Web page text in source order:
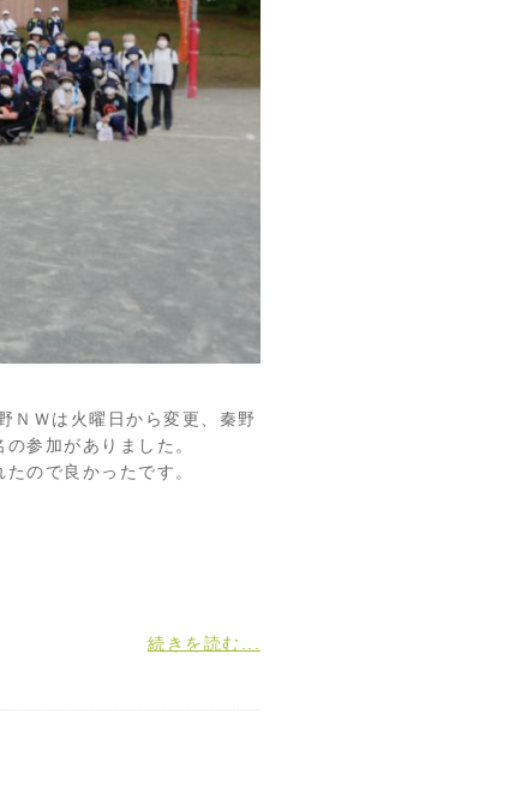
ＮＷは火曜日から変更、秦野
参加がありました。
ので良かったです。
続きを読む...